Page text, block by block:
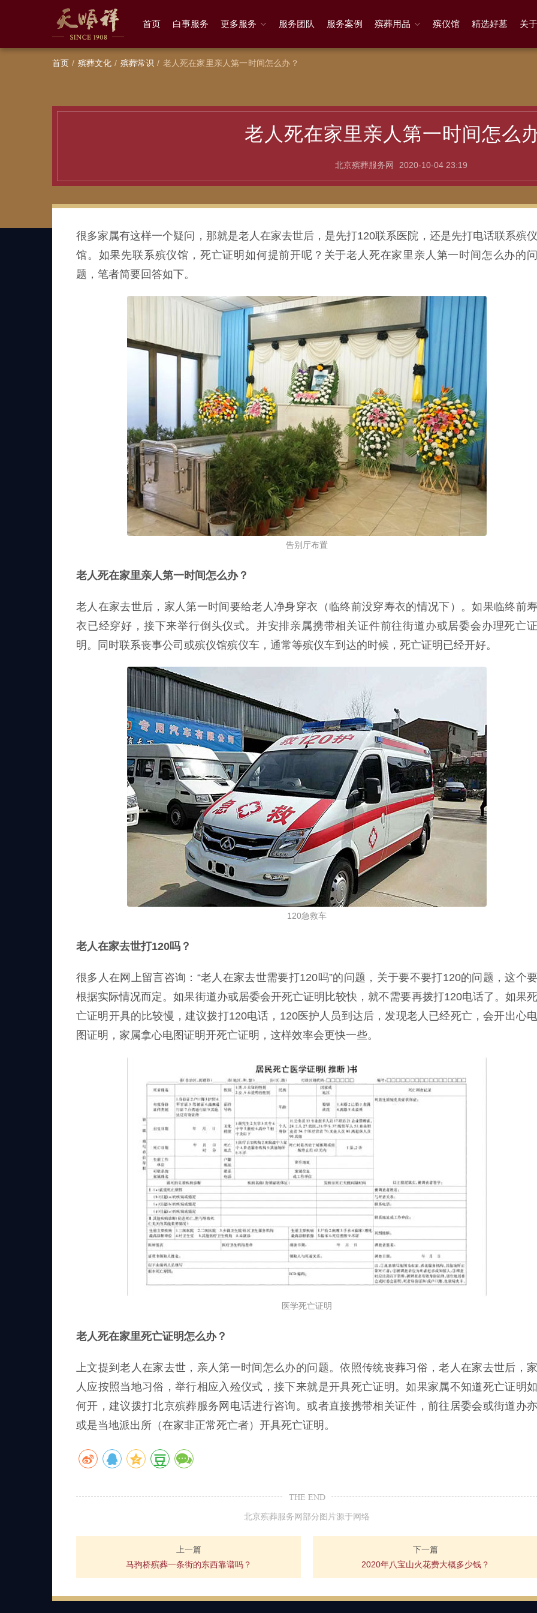
首页 白事服务 更多服务 服务团队 服务案例 殡葬用品 殡仪馆 精选好墓 关
首页 殡葬文化 殡葬常识 老人死在家里亲人第一时间怎么办？
老人死在家里亲人第一时间怎么
北京殡葬服务网 2020-10-04 23:19
很多家属有这样一个疑问，那就是老人在家去世后，是先打120联系医院，还是先打电话联系殡仪
馆。如果先联系殡仪馆，死亡证明如何提前开呢？关于老人死在家里亲人第一时间怎么办的问
题，笔者简要回答如下。
告别厅布置
老人死在家里亲人第一时间怎么办？
老人在家去世后，家人第一时间要给老人净身穿衣（临终前没穿寿衣的情况下）。如果临终前寿
衣已经穿好，接下来举行倒头仪式。并安排亲属携带相关证件前往街道办或居委会办理死亡证
明。同时联系丧事公司或殡仪馆殡仪车，通常等殡仪车到达的时候，死亡证明已经开好。
120急救车
老人在家去世打120吗？
很多人在网上留言咨询：“老人在家去世需要打120吗”的问题，关于要不要打120的问题，这个要
根据实际情况而定。如果街道办或居委会开死亡证明比较快，就不需要再拨打120电话了。如果死
亡证明开具的比较慢，建议拨打120电话，120医护人员到达后，发现老人已经死亡，会开出心电
图证明，家属拿心电图证明开死亡证明，这样效率会更快一些。
医学死亡证明
老人死在家里死亡证明怎么办？
上文提到老人在家去世，亲人第一时间怎么办的问题。依照传统丧葬习俗，老人在家去世后，家
人应按照当地习俗，举行相应入殓仪式，接下来就是开具死亡证明。如果家属不知道死亡证明如
何开，建议拨打北京殡葬服务网电话进行咨询。或者直接携带相关证件，前往居委会或街道办亦
或是当地派出所（在家非正常死亡者）开具死亡证明。
THE END
北京殡葬服务网部分图片源于网络
上一篇
马驹桥殡葬一条街的东西靠谱吗？
下一篇
2020年八宝山火花费大概多少钱？